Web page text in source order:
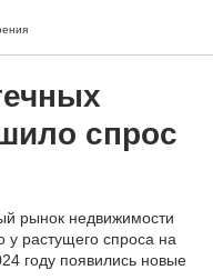
спрос
рынок недвижимости
у растущего спроса на
году появились новые